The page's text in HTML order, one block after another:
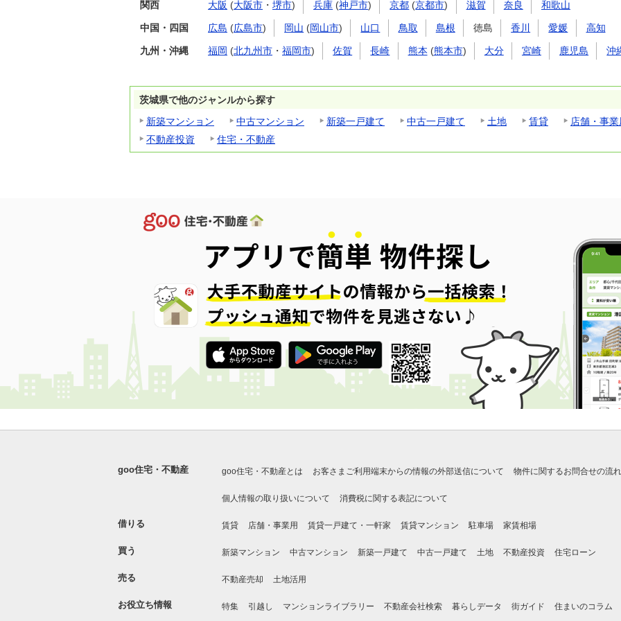
関西 大阪 (大阪市 ・ 堺市) 兵庫 (神戸市) 京都 (京都市) 滋賀 奈良 和歌山
中国・四国 広島 (広島市) 岡山 (岡山市) 山口 鳥取 島根 徳島 香川 愛媛 高知
九州・沖縄 福岡 (北九州市 ・ 福岡市) 佐賀 長崎 熊本 (熊本市) 大分 宮崎 鹿児島 沖
茨城県で他のジャンルから探す
新築マンション
中古マンション 新築一戸建て 中古一戸建て 土地 賃貸
店舗・事業
不動産投資
住宅・不動産
goo住宅・不動産 goo住宅・不動産とは お客さまご利用端末からの情報の外部送信について 物件に関するお問合せの流れ
個人情報の取り扱いについて 消費税に関する表記について
借りる 賃貸 店舗・事業用 賃貸一戸建て・一軒家 賃貸マンション 駐車場 家賃相場
買う 新築マンション 中古マンション 新築一戸建て 中古一戸建て 土地 不動産投資 住宅ローン
売る 不動産売却 土地活用
お役立ち情報 特集 引越し マンションライブラリー 不動産会社検索 暮らしデータ 街ガイド 住まいのコラム